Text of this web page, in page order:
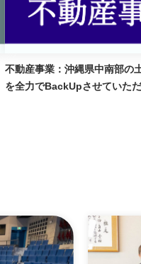
不動産事業：沖縄県中南部の
を全力でBackUpさせていただ